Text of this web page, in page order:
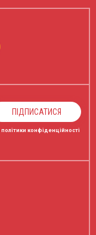
ПІДПИСАТИСЯ
політики конфіденційності